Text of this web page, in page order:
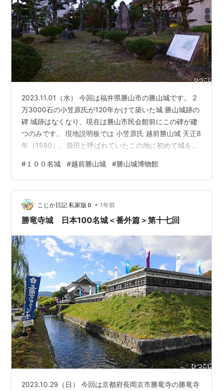
2023.11.01（水） 今回は福井県勝山市の勝山城です。 2
万3000石の小笠原氏が120年かけて築いた城 勝山城跡の
碑 城跡はなくなり、現在は勝山市民会館前にこの碑が建
つのみです。 現地説明板では 小笠原氏 越前勝山城 天正8
年（1580）、袋田と呼ばれていたこの地に初めて城を築
竜川の河岸段丘である七里壁や、北側に広がる沼地など
を利用して城を築き、勝山支配の拠点とした。 勝安の築
いた城は、元和元年(1615)の徳川家康による一国一城令
により壊されたようである。以後、そのあと地には代々
の代官の館が建てられる程度であった。 勝山において城
#１００名城 #越前勝山城 #勝山城博物館
こじか日記 私家版Ｂ • 1年前
勝竜寺城 日本100名城＜番外篇＞第十七回
2023.10.29（日） 今回は京都府長岡京市勝竜寺の勝竜寺